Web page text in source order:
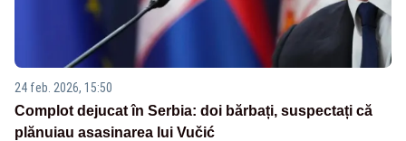
24 feb. 2026, 15:50
Complot dejucat în Serbia: doi bărbați, suspectați că
plănuiau asasinarea lui Vučić